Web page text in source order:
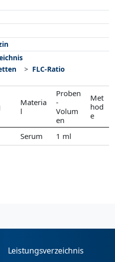
FLC-Ratio
Materia
l
Proben
-
Volum
en
Met
hod
e
Serum 1 ml
Leistungsverzeichnis